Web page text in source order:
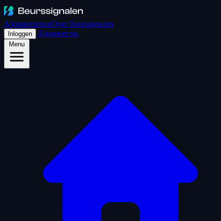
AbonnementenOver Beurssignalen
Inloggen Abonneer nu
Menu